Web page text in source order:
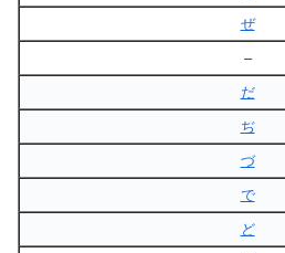
ぜ
–
だ
ぢ
づ
で
ど